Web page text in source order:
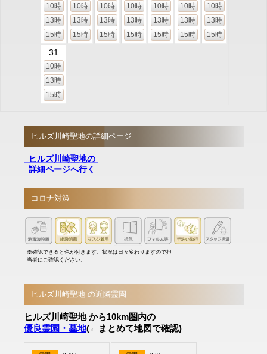
10時
13時
15時
10時
13時
15時
10時
13時
15時
10時
13時
15時
10時
13時
15時
10時
13時
15時
10時
13時
15時
31
10時
13時
15時
ヒルズ川崎聖地の詳細ページ
ヒルズ川崎聖地の
詳細ページへ行く
コロナ対策
※確認できると色が付きます。状況は日々変わりますので担
当者にご確認ください。
ヒルズ川崎聖地 の近隣霊園
ヒルズ川崎聖地 から10km圏内の
優良霊園・墓地(←まとめて地図で確認)